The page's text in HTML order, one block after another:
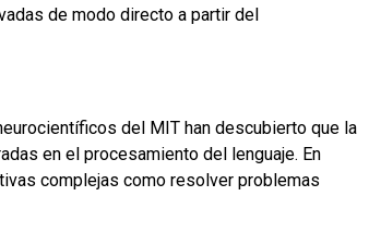
de modo directo a partir del
del MIT han descubierto que la
en el procesamiento del lenguaje. En
complejas como resolver problemas